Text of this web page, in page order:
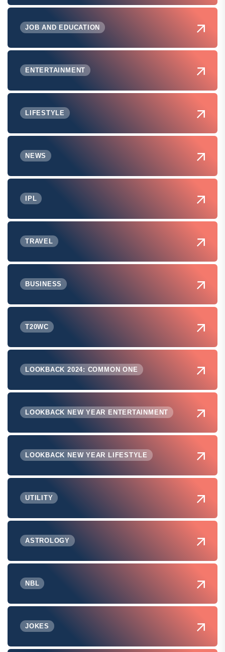
JOB AND EDUCATION
ENTERTAINMENT
LIFESTYLE
NEWS
IPL
TRAVEL
BUSINESS
T20WC
LOOKBACK 2024: COMMON ONE
LOOKBACK NEW YEAR ENTERTAINMENT
LOOKBACK NEW YEAR LIFESTYLE
UTILITY
ASTROLOGY
NBL
JOKES